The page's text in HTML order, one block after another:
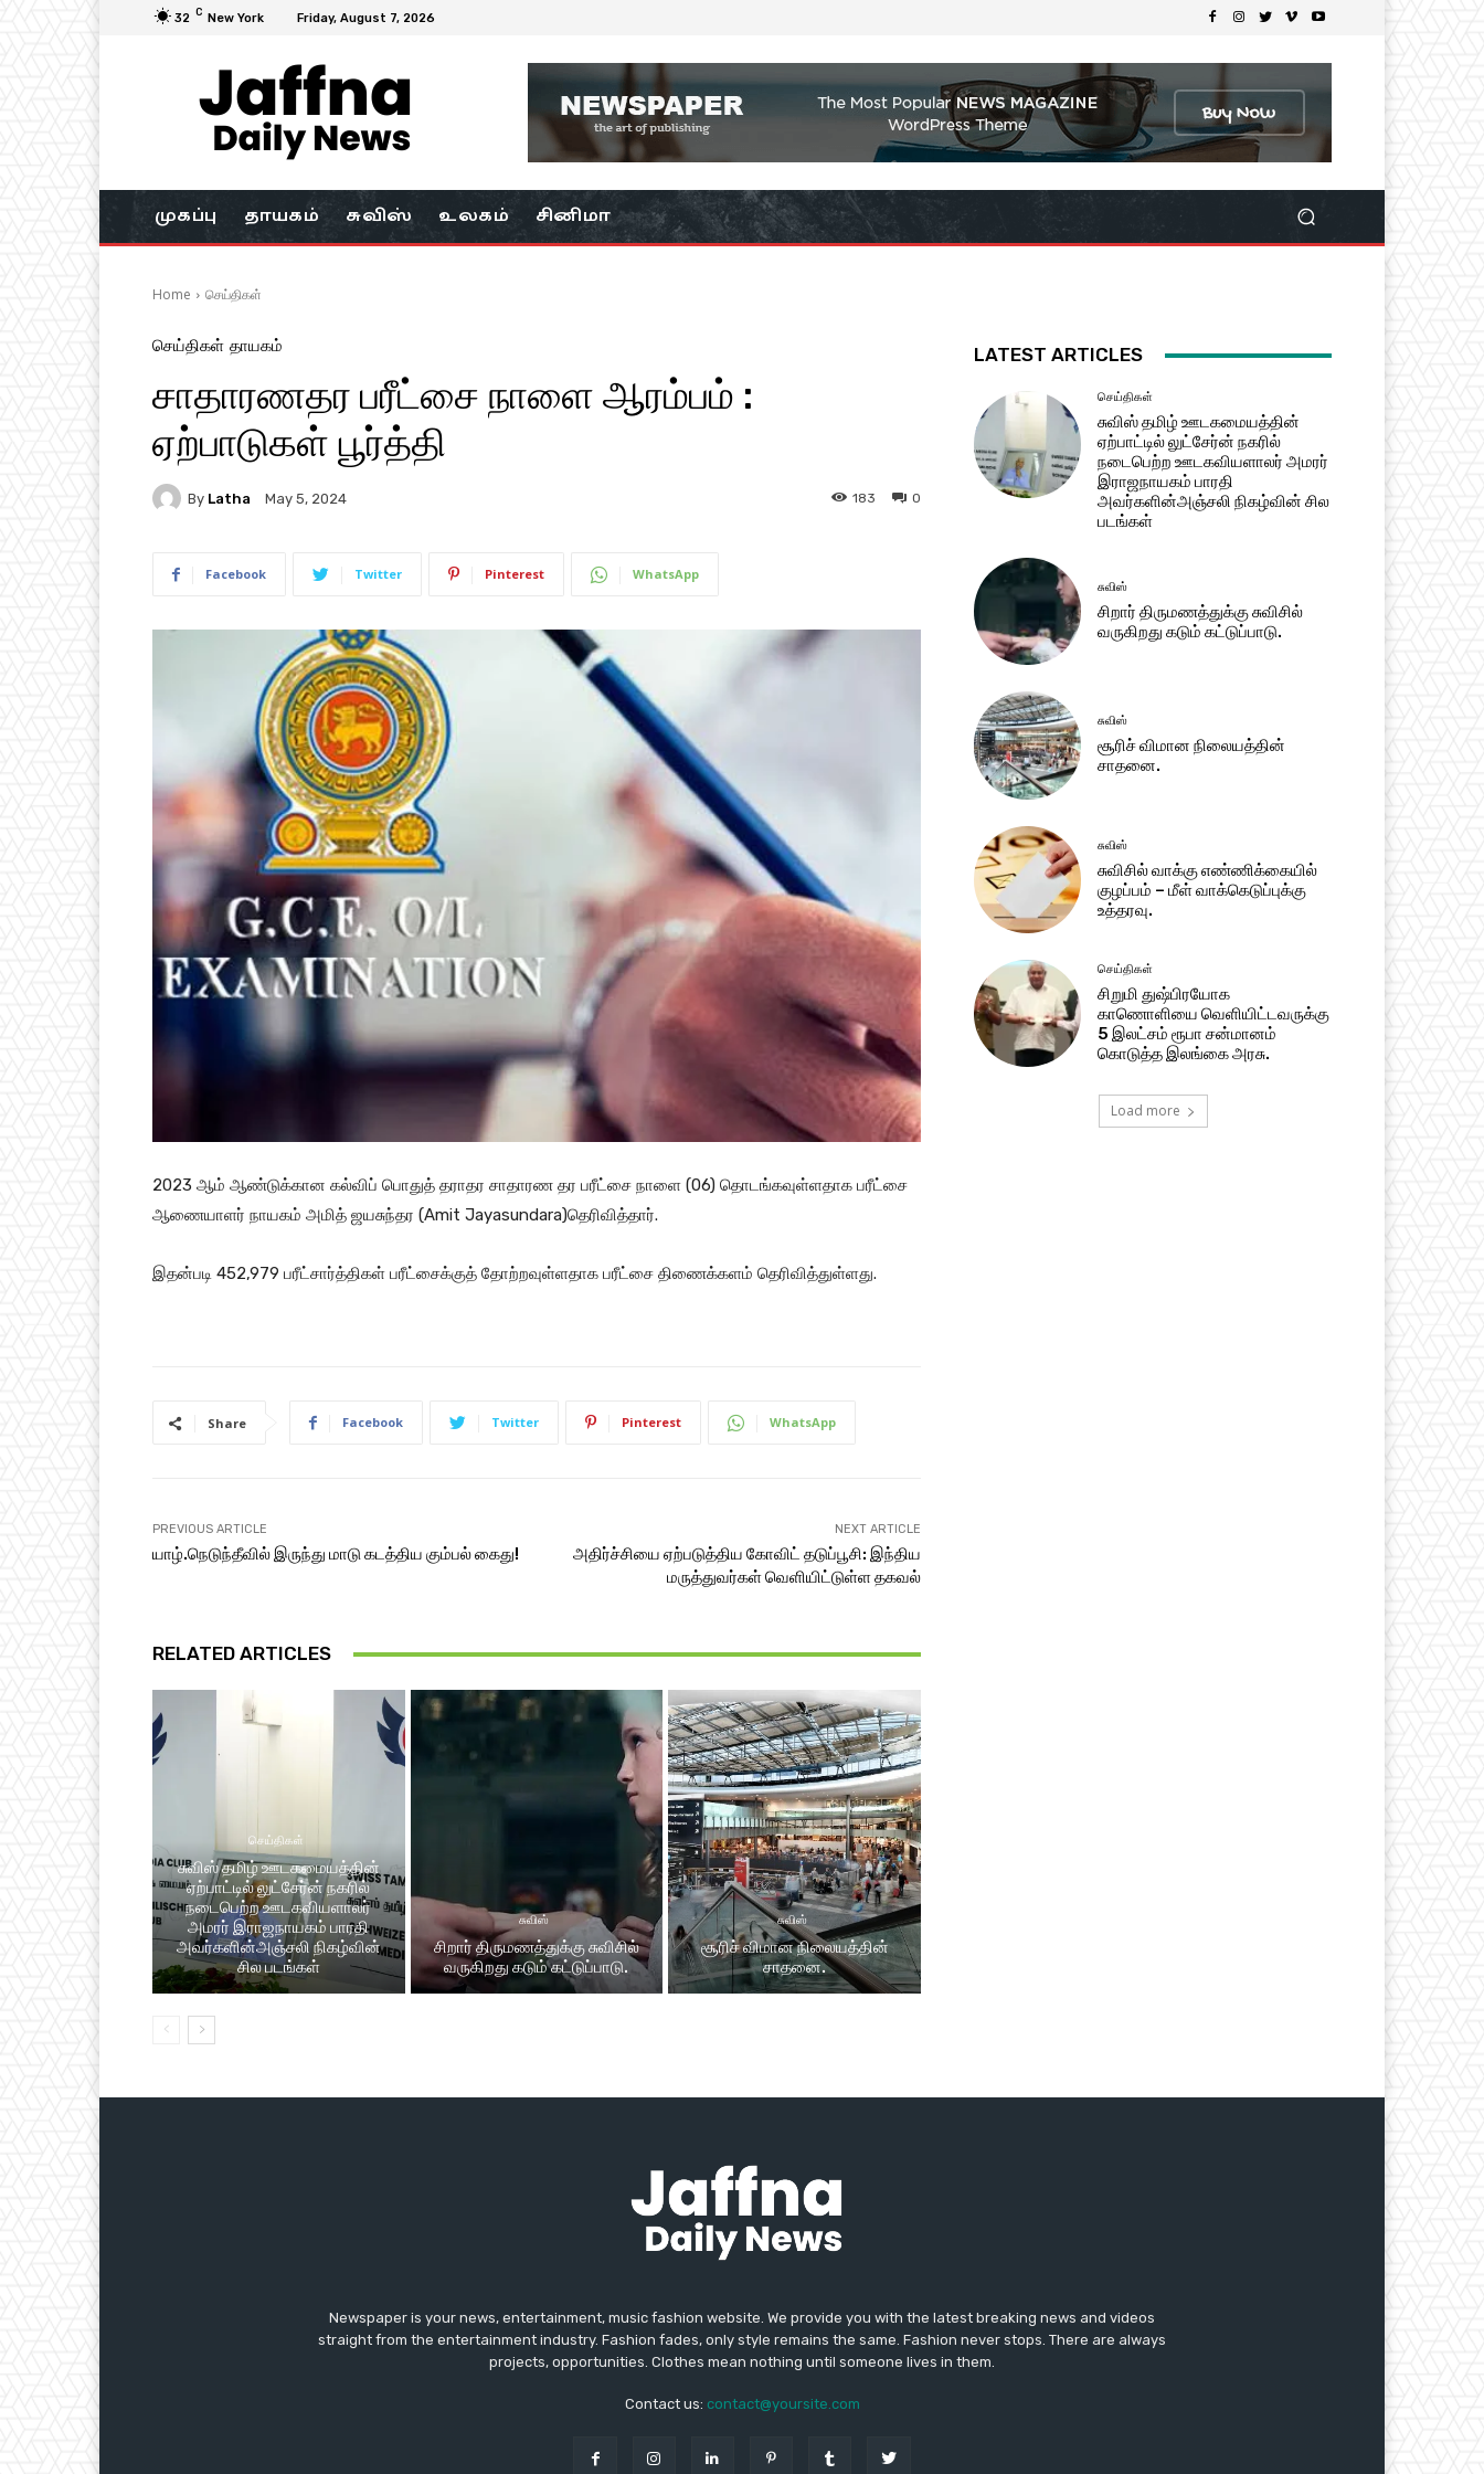
32 C New York Friday, August 7, 2026
முகப்பு தாயகம் சுவிஸ் உலகம் சினிமா
Home செய்திகள்
செய்திகள் தாயகம்
சாதாரணதர பரீட்சை நாளை ஆரம்பம் :
ஏற்பாடுகள் பூர்த்தி
By Latha May 5, 2024 0
183
Facebook Twitter Pinterest WhatsApp
2023 ஆம் ஆண்டுக்கான கல்விப் பொதுத் தராதர சாதாரண தர பரீட்சை நாளை (06) தொடங்கவுள்ளதாக பரீட்சை
ஆணையாளர் நாயகம் அமித் ஜயசுந்தர (Amit Jayasundara)தெரிவித்தார்.
இதன்படி 452,979 பரீட்சார்த்திகள் பரீட்சைக்குத் தோற்றவுள்ளதாக பரீட்சை திணைக்களம் தெரிவித்துள்ளது.
Share Facebook Twitter Pinterest WhatsApp
PREVIOUS ARTICLE
யாழ்.நெடுந்தீவில் இருந்து மாடு கடத்திய கும்பல் கைது!
NEXT ARTICLE
அதிர்ச்சியை ஏற்படுத்திய கோவிட் தடுப்பூசி: இந்திய
மருத்துவர்கள் வெளியிட்டுள்ள தகவல்
RELATED ARTICLES
செய்திகள்
சுவிஸ் தமிழ் ஊடகமையத்தின்
ஏற்பாட்டில் லுட்சேர்ன் நகரில்
நடைபெற்ற ஊடகவியளாலர்
அமரர் இராஜநாயகம் பாரதி
அவர்களின்அஞ்சலி நிகழ்வின்
சில படங்கள்
சுவிஸ்
சிறார் திருமணத்துக்கு சுவிசில்
வருகிறது கடும் கட்டுப்பாடு.
சுவிஸ்
சூரிச் விமான நிலையத்தின்
சாதனை.
LATEST ARTICLES
செய்திகள்
சுவிஸ் தமிழ் ஊடகமையத்தின்
ஏற்பாட்டில் லுட்சேர்ன் நகரில்
நடைபெற்ற ஊடகவியளாலர் அமரர்
இராஜநாயகம் பாரதி
அவர்களின்அஞ்சலி நிகழ்வின் சில
படங்கள்
சுவிஸ்
சிறார் திருமணத்துக்கு சுவிசில்
வருகிறது கடும் கட்டுப்பாடு.
சுவிஸ்
சூரிச் விமான நிலையத்தின்
சாதனை.
சுவிஸ்
சுவிசில் வாக்கு எண்ணிக்கையில்
குழப்பம் – மீள் வாக்கெடுப்புக்கு
உத்தரவு.
செய்திகள்
சிறுமி துஷ்பிரயோக
காணொளியை வெளியிட்டவருக்கு
5 இலட்சம் ரூபா சன்மானம்
கொடுத்த இலங்கை அரசு.
Load more
Newspaper is your news, entertainment, music fashion website. We provide you with the latest breaking news and videos
straight from the entertainment industry. Fashion fades, only style remains the same. Fashion never stops. There are always
projects, opportunities. Clothes mean nothing until someone lives in them.
Contact us: contact@yoursite.com